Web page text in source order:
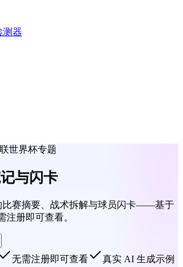
测器
世界杯专题
与闪卡
比赛摘要、战术拆解与球员闪卡——基于
注册即可查看。
无需注册即可查看 真实 AI 生成示例